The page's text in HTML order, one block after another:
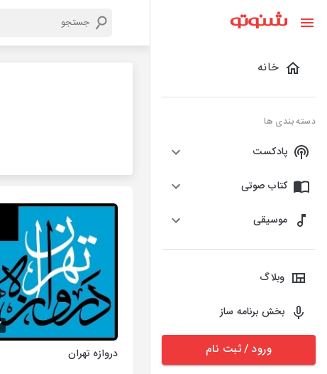
خانه
دسته بندی ها
پادکست
کتاب صوتی
موسیقی
وبلاگ
بخش برنامه ساز
ورود / ثبت نام دروازه تهران